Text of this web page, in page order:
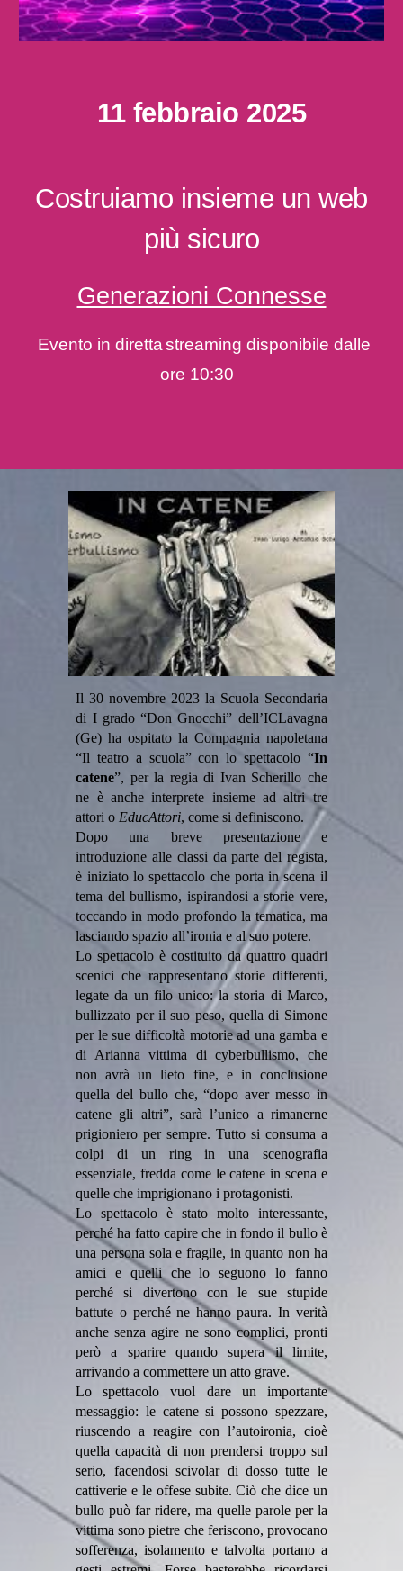
11 febbraio 2025
Costruiamo insieme un web
più sicuro
Generazioni Connesse
Evento in direttastreaming disponibile dalle
ore 10:30
Il 30 novembre 2023 la Scuola Secondaria
di I grado “Don Gnocchi” dell’ICLavagna
(Ge) ha ospitato la Compagnia napoletana
“Il teatro a scuola” con lo spettacolo “In
catene”, per la regia di Ivan Scherillo che
ne è anche interprete insieme ad altri tre
attori o EducAttori, come si definiscono.
Dopo una breve presentazione e
introduzione alle classi da parte del regista,
è iniziato lo spettacolo che porta in scena il
tema del bullismo, ispirandosi a storie vere,
toccando in modo profondo la tematica, ma
lasciando spazio all’ironia e al suo potere.
Lo spettacolo è costituito da quattro quadri
scenici che rappresentano storie differenti,
legate da un filo unico: la storia di Marco,
bullizzato per il suo peso, quella di Simone
per le sue difficoltà motorie ad una gamba e
di Arianna vittima di cyberbullismo, che
non avrà un lieto fine, e in conclusione
quella del bullo che, “dopo aver messo in
catene gli altri”, sarà l’unico a rimanerne
prigioniero per sempre. Tutto si consuma a
colpi di un ring in una scenografia
essenziale, fredda come le catene in scena e
quelle che imprigionano i protagonisti.
Lo spettacolo è stato molto interessante,
perché ha fatto capire che in fondo il bullo è
una persona sola e fragile, in quanto non ha
amici e quelli che lo seguono lo fanno
perché si divertono con le sue stupide
battute o perché ne hanno paura. In verità
anche senza agire ne sono complici, pronti
però a sparire quando supera il limite,
arrivando a commettere un atto grave.
Lo spettacolo vuol dare un importante
messaggio: le catene si possono spezzare,
riuscendo a reagire con l’autoironia, cioè
quella capacità di non prendersi troppo sul
serio, facendosi scivolar di dosso tutte le
cattiverie e le offese subite. Ciò che dice un
bullo può far ridere, ma quelle parole per la
vittima sono pietre che feriscono, provocano
sofferenza, isolamento e talvolta portano a